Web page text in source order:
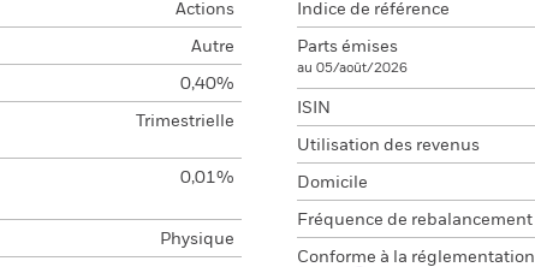
Actions
Autre
0,40%
Trimestrielle
0,01%
Physique
Indice de référence
Parts émises
au 05/août/2026
ISIN
Utilisation des revenus
Domicile
Fréquence de rebalancement
Conforme à la réglementation